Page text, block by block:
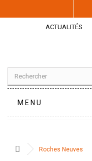
ACTUALITÉS
MENU
Roches Neuves